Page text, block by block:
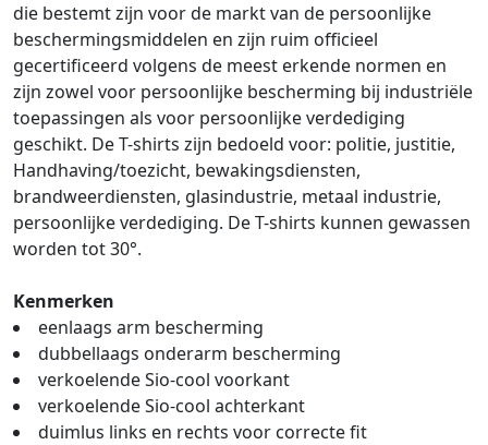
die bestemt zijn voor de markt van de persoonlijke
beschermingsmiddelen en zijn ruim officieel
gecertificeerd volgens de meest erkende normen en
zijn zowel voor persoonlijke bescherming bij industriële
toepassingen als voor persoonlijke verdediging
geschikt. De T-shirts zijn bedoeld voor: politie, justitie,
Handhaving/toezicht, bewakingsdiensten,
brandweerdiensten, glasindustrie, metaal industrie,
persoonlijke verdediging. De T-shirts kunnen gewassen
worden tot 30°.
Kenmerken
eenlaags arm bescherming
dubbellaags onderarm bescherming
verkoelende Sio-cool voorkant
verkoelende Sio-cool achterkant
duimlus links en rechts voor correcte fit